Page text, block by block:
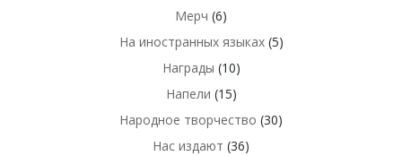
Мерч (6)
На иностранных языках(5)
Награды (10)
Напели (15)
Народное творчество (30)
Нас издают (36)